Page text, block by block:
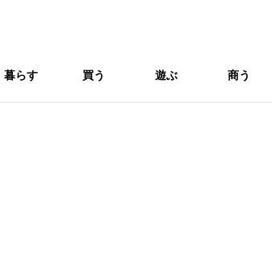
暮らす 買う 遊ぶ 商う